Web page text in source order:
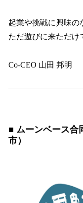
起業や挑戦に興味の
ただ遊びに来ただけ
Co-CEO 山田 邦明
■ ムーンベース合
市）